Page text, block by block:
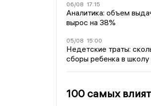
06/08 17:15
Аналитика: объем
вырос на 38%
05/08 15:00
Недетские траты:
сборы ребенка в
100 самых